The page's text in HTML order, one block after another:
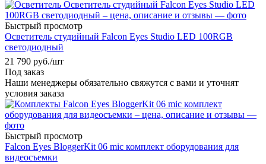
Быстрый просмотр
Осветитель студийный Falcon Eyes Studio LED 100RGB
светодиодный
21 790 руб./шт
Под заказ
Наши менеджеры обязательно свяжутся с вами и уточнят
условия заказа
Быстрый просмотр
Falcon Eyes BloggerKit 06 mic комплект оборудования для
видеосъемки